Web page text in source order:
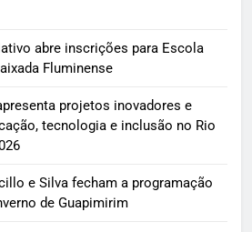
abre inscrições para Escola
Fluminense
projetos inovadores e
tecnologia e inclusão no Rio
e Silva fecham a programação
de Guapimirim